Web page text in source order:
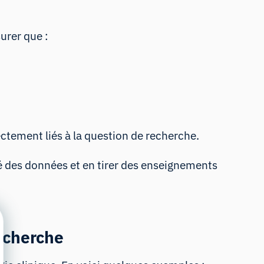
que :
liés à la question de recherche.
données et en tirer des enseignements